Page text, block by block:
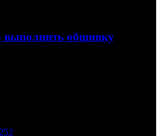
выполнить обшивку
252